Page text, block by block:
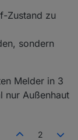
Zustand zu
sondern
Melder in 3
nur Außenhaut
2